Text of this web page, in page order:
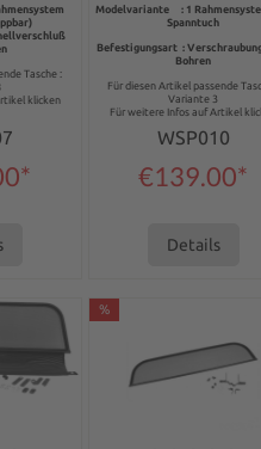
Tasche :
klicken
Modelvariante : 1
Spanntuch
Befestigungsart :
Bohren
Für diesen Artikel passende
Variante 3
Für weitere Infos auf Artikel
WSP010
€139.00*
Details
%